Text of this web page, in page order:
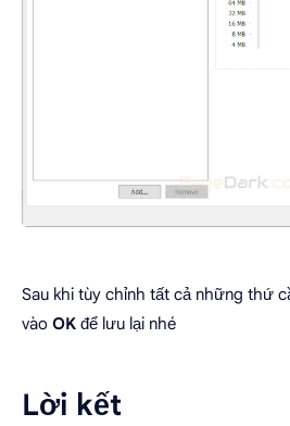
Sau khi tùy chỉnh tất cả những thứ
vào OK để lưu lại nhé
Lời kết